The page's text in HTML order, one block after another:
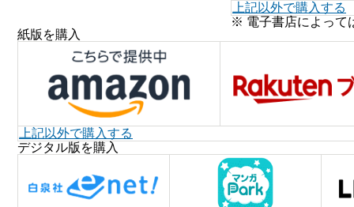
上記以外で購入する
※ 電子書店によって
紙版を購入
上記以外で購入する
デジタル版を購入